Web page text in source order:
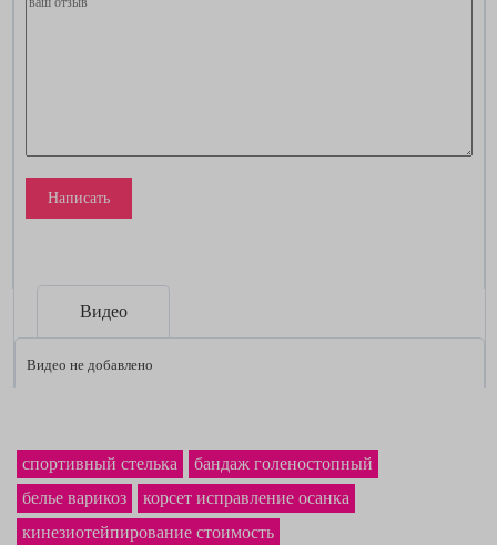
Написать
Видео
Видео не добавлено
спортивный стелька
бандаж голеностопный
белье варикоз
корсет исправление осанка
кинезиотейпирование стоимость